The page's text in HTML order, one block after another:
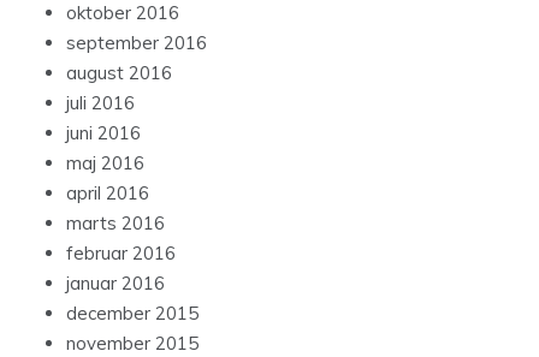
oktober 2016
september 2016
august 2016
juli 2016
juni 2016
maj 2016
april 2016
marts 2016
februar 2016
januar 2016
december 2015
november 2015